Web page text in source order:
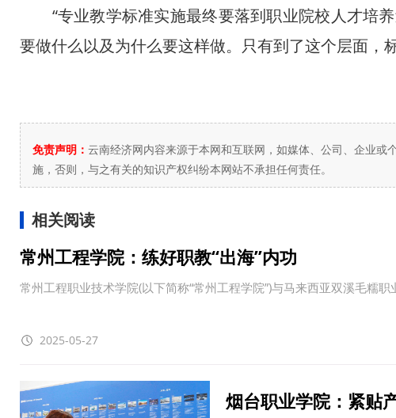
“专业教学标准实施最终要落到职业院校人才培
要做什么以及为什么要这样做。只有到了这个层面，
免责声明： 云南经济网内容来源于本网和互联网，如媒体、公司、企业
施，否则，与之有关的知识产权纠纷本网站不承担任何责任。
相关阅读
常州工程学院：练好职教“出海”内功
常州工程职业技术学院(以下简称“常州工程学院”)与马来西亚双溪毛糯
2025-05-27
烟台职业学院：紧贴